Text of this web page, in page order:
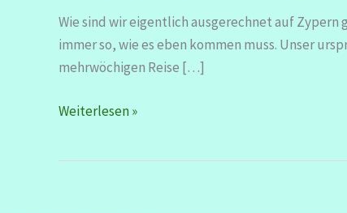
Wie sind wir eigentlich ausgerechnet auf
immer so, wie es eben kommen muss. Unser
mehrwöchigen Reise […]
Zypern
Weiterlesen »